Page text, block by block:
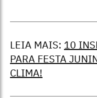
LEIA MAIS: 10
PARA FESTA
CLIMA!